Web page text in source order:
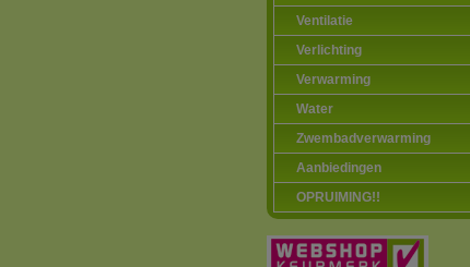
Ventilatie
Verlichting
Verwarming
Water
Zwembadverwarming
Aanbiedingen
OPRUIMING!!